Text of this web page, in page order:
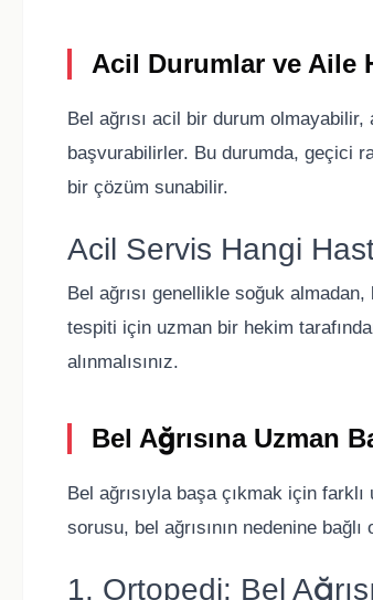
Acil Durumlar ve Aile
Bel ağrısı acil bir durum
başvurabilirler. Bu durumda, geçici
bir çözüm sunabilir.
Acil Servis Hangi
Bel ağrısı genellikle soğuk
tespiti için uzman bir hekim
alınmalısınız.
Bel Ağrısına Uzman
Bel ağrısıyla başa çıkmak için
sorusu, bel ağrısının nedenine
1. Ortopedi: Bel